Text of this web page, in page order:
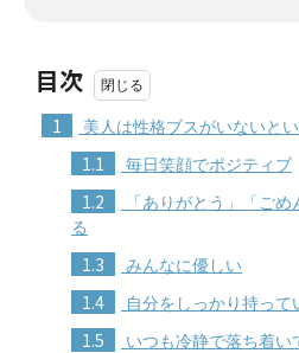
目次
1 美人は性格ブスがいないと
1.1 毎日笑顔でポジティブ
1.2
「ありがとう」「ご
る
1.3 みんなに優しい
1.4 自分をしっかり持って
1.5 いつも冷静で落ち着い